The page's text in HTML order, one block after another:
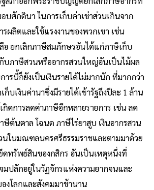
บศักดินา ในการเก็บค่าเช่าส่วนเกินจาก
รผลิตและใช้แรงงานของพวกเขา เช่น
อ ยกเลิกภาษีสมภักษรอันได้แก่ภาษีเก็บ
บภาษีสวนหรืออากรสวนใหญ่อันเป็นไม้ผล
ารนี้ก็ยังเป็นเงินรายได้ไม่มากนัก ที่มากกว่า
บเงินค่านาซึ่งมีรายได้เข้ารัฐถึงปีละ 1 ล้าน
ดการลดค่าภาษีอีกหลายรายการ เช่น ลด
ษีต้นตาล โฉนด ภาษีไร่ยาสูบ เงินอากรสวน
นในมณฑลนครศรีธรรมราชและตามมาด้วย
ดทรัพย์สินของกสิกร อันเป็นเหตุหนึ่งที่
มปลักอยู่ในวัฏจักรแห่งความยากจนและ
องโลกและสังคมมาช้านาน